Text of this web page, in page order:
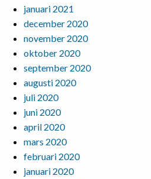
januari 2021
december 2020
november 2020
oktober 2020
september 2020
augusti 2020
juli 2020
juni 2020
april 2020
mars 2020
februari 2020
januari 2020